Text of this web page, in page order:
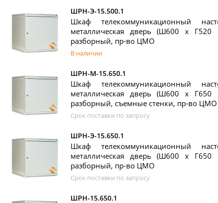
ШРН-Э-15.500.1
Шкаф телекоммуникационный
металлическая дверь (Ш600 х
разборный, пр-во ЦМО
В наличии
ШРН-М-15.650.1
Шкаф телекоммуникационный
металлическая дверь (Ш600 х
разборный, съемные стенки, пр-во ЦМО
Срок поставки по запросу
ШРН-Э-15.650.1
Шкаф телекоммуникационный
металлическая дверь (Ш600 х
разборный, пр-во ЦМО
Срок поставки по запросу
ШРН-15.650.1